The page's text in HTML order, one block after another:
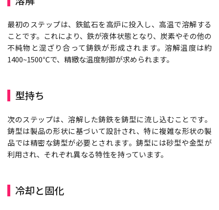
最初のステップは、鉄鉱石を高炉に投入し、高温で溶解する
ことです。これにより、鉄が液体状態となり、炭素やその他の
不純物と混ざり合って鋳鉄が形成されます。溶解温度は約
1400~1500℃で、精緻な温度制御が求められます。
型持ち
次のステップは、溶解した鋳鉄を鋳型に流し込むことです。
鋳型は製品の形状に基づいて設計され、特に複雑な形状の製
品では精密な鋳型が必要とされます。鋳型には砂型や金型が
利用され、それぞれ異なる特性を持っています。
冷却と固化